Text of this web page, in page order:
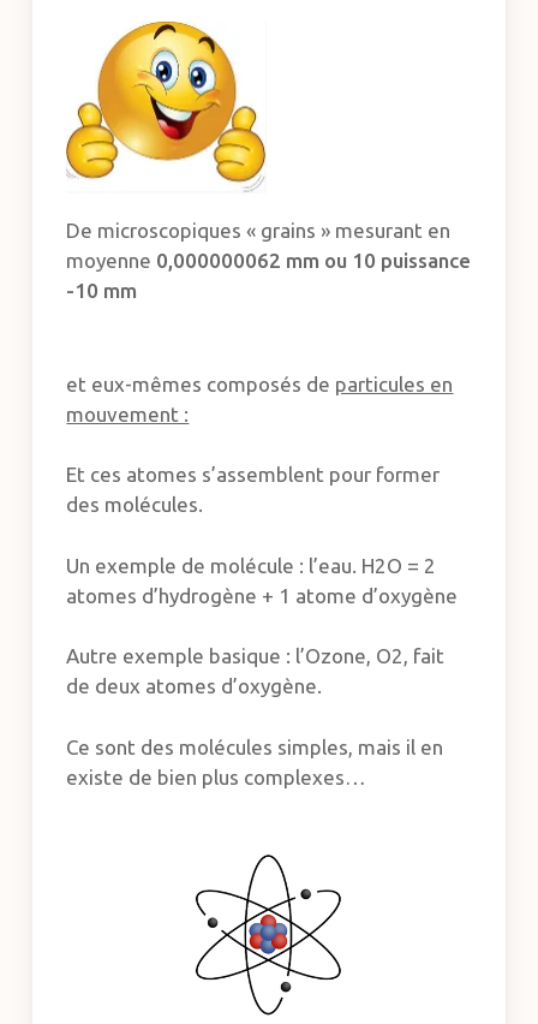
De microscopiques « grains » mesurant en
moyenne 0,000000062 mm ou 10 puissance
-10 mm
et eux-mêmes composés de particules en
mouvement :
Et ces atomes s’assemblent pour former
des molécules.
Un exemple de molécule : l’eau. H2O = 2
atomes d’hydrogène + 1 atome d’oxygène
Autre exemple basique : l’Ozone, O2, fait
de deux atomes d’oxygène.
Ce sont des molécules simples, mais il en
existe de bien plus complexes…